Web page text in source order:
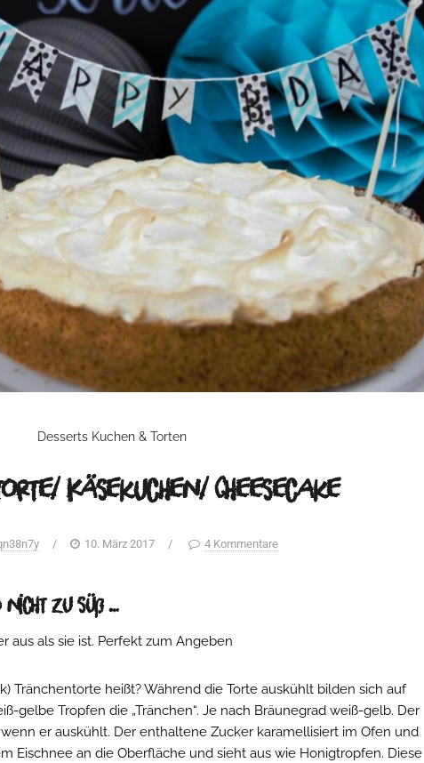
Desserts Kuchen & Torten
Käsekuchen/ Cheesecake
/ 10. März 2017 / 4 Kommentare
zu süß …
aus als sie ist. Perfekt zum Angeben
Tränchentorte heißt? Während die Torte auskühlt bilden sich auf
gelbe Tropfen die „Tränchen“. Je nach Bräunegrad weiß-gelb. Der
er auskühlt. Der enthaltene Zucker karamellisiert im Ofen und
Eischnee an die Oberfläche und sieht aus wie Honigtropfen. Diese